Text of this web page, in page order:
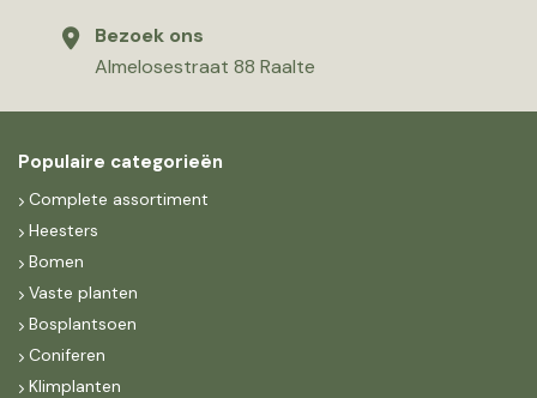
Bezoek ons
Almelosestraat 88 Raalte
Populaire categorieën
Complete assortiment
Heesters
Bomen
Vaste planten
Bosplantsoen
Coniferen
Klimplanten